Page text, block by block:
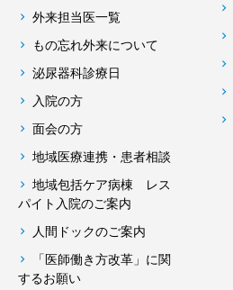
外来担当医一覧
もの忘れ外来について
泌尿器科診療日
入院の方
面会の方
地域医療連携・患者相談
地域包括ケア病棟 レス
パイト入院のご案内
人間ドックのご案内
「医師働き方改革」に関
するお願い